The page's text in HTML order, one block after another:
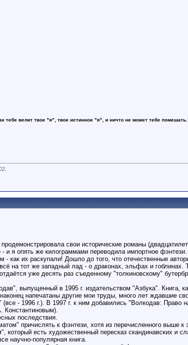
тебе велит твое "я", твое истинное "я", и ничто не может тебе
свои исторические романы
и я опять же килограммами переводила импортное
- как их раскупали! Дошло до того, что отечественные
на тот же западный лад - о драконах, эльфах и гоблинах.
уже десять раз съеденному "толкиновскому"
выпущенный в 1995 г. издательством "Азбука". Книга,
напечатаны другие мои труды, много лет ждавшие
- 1996 г.). В 1997 г. к ним добавились "Волкодав: Право
Константиновым).
последствия.
причислять к фэнтези, хотя из перечисленного выше
который есть художественный пересказ скандинавских и
научно-популярная книга.